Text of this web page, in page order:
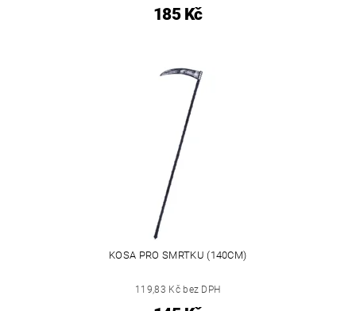
185 Kč
KOSA PRO SMRTKU (140CM)
119,83 Kč bez DPH